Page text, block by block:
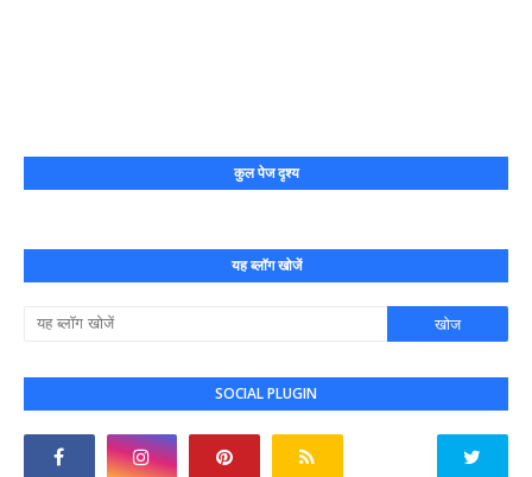
कुल पेज दृश्य
यह ब्लॉग खोजें
SOCIAL PLUGIN